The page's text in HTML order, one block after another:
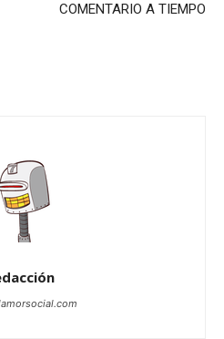
COMENTARIO A TIEMPO